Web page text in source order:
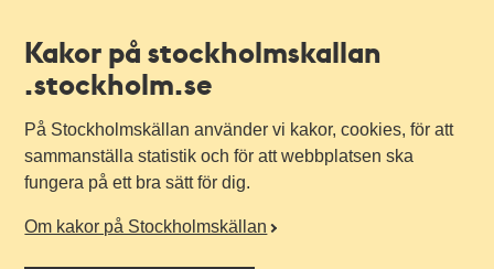
Kakor på stockholmskallan
.stockholm.se
På Stockholmskällan använder vi kakor, cookies, för att
sammanställa statistik och för att webbplatsen ska
fungera på ett bra sätt för dig.
Om kakor på Stockholmskällan